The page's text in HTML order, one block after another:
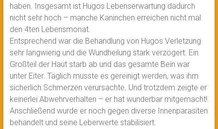
haben. Insgesamt ist Hugos Lebenserwartung dadurch
nicht sehr hoch – manche Kaninchen erreichen nicht mal
den 4ten Lebensmonat.
Entsprechend war die Behandlung von Hugos Verletzung
sehr langwierig und die Wundheilung stark verzögert. Ein
Großteil der Haut starb ab und das gesamte Bein war
unter Eiter. Täglich musste es gereinigt werden, was ihm
sicherlich Schmerzen verursachte. Und trotzdem zeigte er
keinerlei Abwehrverhalten – er hat wunderbar mitgemacht!
Anschließend wurde er noch gegen diverse Innenparasiten
behandelt und seine Leberwerte stabilisiert.